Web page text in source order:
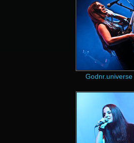
Godnr.universe